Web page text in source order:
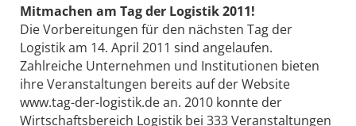
Mitmachen am Tag der Logistik 2011!
Die Vorbereitungen für den nächsten Tag der
Logistik am 14. April 2011 sind angelaufen.
Zahlreiche Unternehmen und Institutionen bieten
ihre Veranstaltungen bereits auf der Website
www.tag-der-logistik.de an. 2010 konnte der
Wirtschaftsbereich Logistik bei 333 Veranstaltungen